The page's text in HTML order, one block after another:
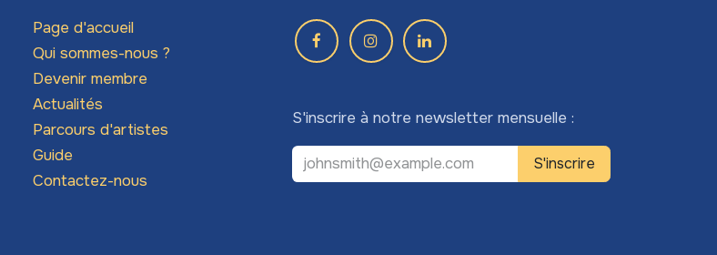
Page d'accueil
Qui sommes-nous ?
Devenir membre
Actualités
Parcours d'artistes
Guide
Contactez-nous
S'inscrire à notre newsletter mensuelle :
S'inscrire